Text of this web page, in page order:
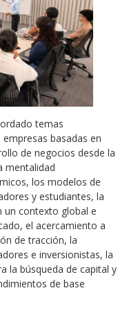
temas
basadas en
de negocios desde la
mentalidad
los modelos de
y estudiantes, la
un contexto global e
el acercamiento a
de tracción, la
e inversionistas, la
la búsqueda de capital y
de base